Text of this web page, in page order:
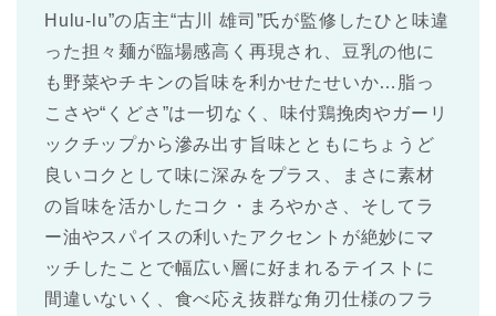
Hulu-lu”の店主“古川 雄司”氏が監修したひと味違
った担々麺が臨場感高く再現され、豆乳の他に
も野菜やチキンの旨味を利かせたせいか…脂っ
こさや“くどさ”は一切なく、味付鶏挽肉やガーリ
ックチップから滲み出す旨味とともにちょうど
良いコクとして味に深みをプラス、まさに素材
の旨味を活かしたコク・まろやかさ、そしてラ
ー油やスパイスの利いたアクセントが絶妙にマ
ッチしたことで幅広い層に好まれるテイストに
間違いないく、食べ応え抜群な角刃仕様のフラ